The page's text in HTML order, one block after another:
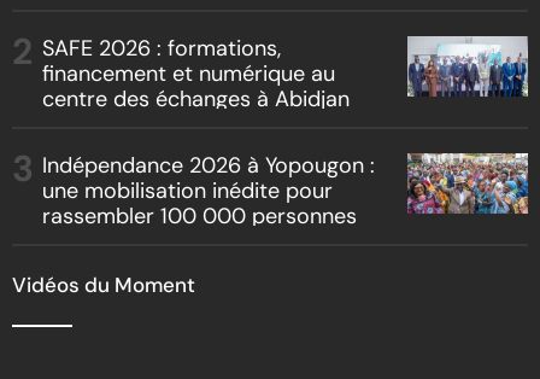
« Boss vs Boss »
SAFE 2026 : formations,
financement et numérique au
centre des échanges à Abidjan
Indépendance 2026 à Yopougon :
une mobilisation inédite pour
rassembler 100 000 personnes
Vidéos du Moment